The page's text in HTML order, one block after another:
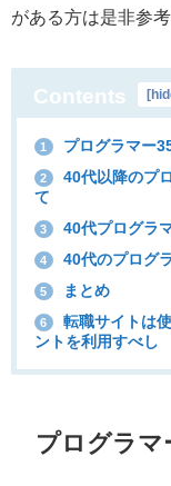
がある方は是非参
Contents [
1 プログラマー
2
40代以降のプ
て
3 40代プログラ
4 40代のプログ
5 まとめ
6
転職サイトは
ントを利用すべし
プログラマ